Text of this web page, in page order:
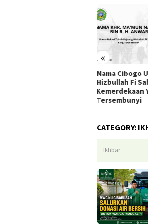
«
Mama Cibogo
Hizbullah Fi
Kemerdekaan
Tersembunyi
CATEGORY:
Ikhbar